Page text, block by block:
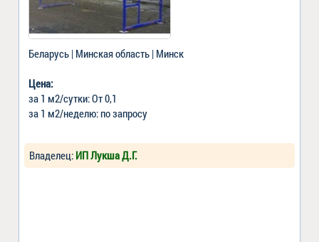
Беларусь | Минская область | Минск
Цена:
за 1 м2/сутки: От 0,1
за 1 м2/неделю: по запросу
Владелец: ИП Лукша Д.Г.